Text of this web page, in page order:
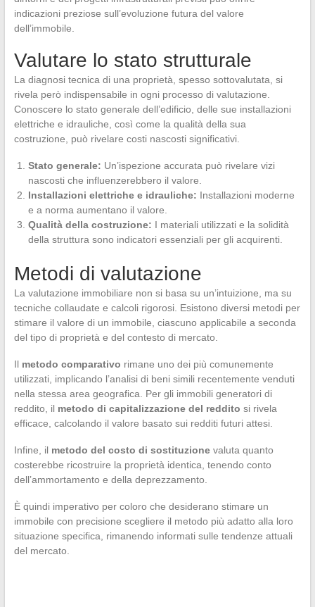
indicazioni preziose sull’evoluzione futura del valore
dell’immobile.
Valutare lo stato strutturale
La diagnosi tecnica di una proprietà, spesso sottovalutata, si
rivela però indispensabile in ogni processo di valutazione.
Conoscere lo stato generale dell’edificio, delle sue installazioni
elettriche e idrauliche, così come la qualità della sua
costruzione, può rivelare costi nascosti significativi.
Stato generale: Un’ispezione accurata può rivelare vizi
nascosti che influenzerebbero il valore.
Installazioni elettriche e idrauliche: Installazioni moderne
e a norma aumentano il valore.
Qualità della costruzione: I materiali utilizzati e la solidità
della struttura sono indicatori essenziali per gli acquirenti.
Metodi di valutazione
La valutazione immobiliare non si basa su un’intuizione, ma su
tecniche collaudate e calcoli rigorosi. Esistono diversi metodi per
stimare il valore di un immobile, ciascuno applicabile a seconda
del tipo di proprietà e del contesto di mercato.
Il metodo comparativo rimane uno dei più comunemente
utilizzati, implicando l’analisi di beni simili recentemente venduti
nella stessa area geografica. Per gli immobili generatori di
reddito, il metodo di capitalizzazione del reddito si rivela
efficace, calcolando il valore basato sui redditi futuri attesi.
Infine, il metodo del costo di sostituzionevaluta quanto
costerebbe ricostruire la proprietà identica, tenendo conto
dell’ammortamento e della deprezzamento.
È quindi imperativo per coloro che desiderano stimare un
immobile con precisione scegliere il metodo più adatto alla loro
situazione specifica, rimanendo informati sulle tendenze attuali
del mercato.